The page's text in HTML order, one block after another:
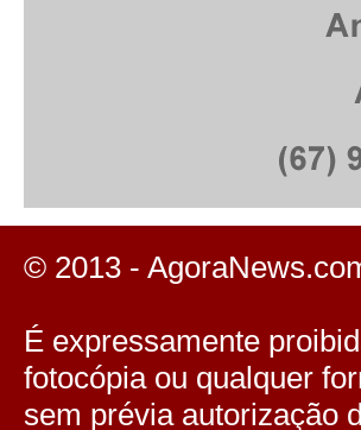
© 2013 -
É expressamente
fotocópia ou qualquer
sem prévia autorização